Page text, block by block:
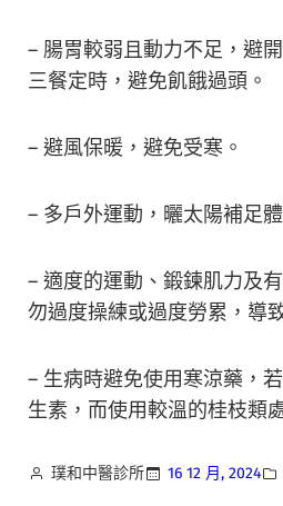
– 腸胃較弱且動力不足，避
三餐定時，避免飢餓過頭。
– 避風保暖，避免受寒。
– 多戶外運動，曬太陽補足體
– 適度的運動、鍛鍊肌力及
勿過度操練或過度勞累，導
– 生病時避免使用寒涼藥，
生素，而使用較溫的桂枝類
璞和中醫診所 16 12 月, 2024